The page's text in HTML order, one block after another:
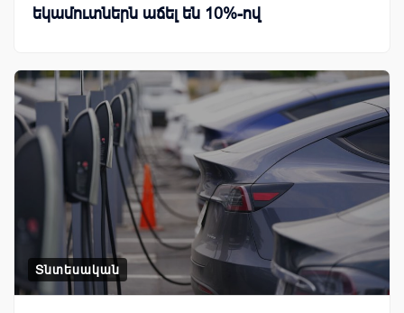
եկամուտներն աճել են 10%-ով
Տնտեսական